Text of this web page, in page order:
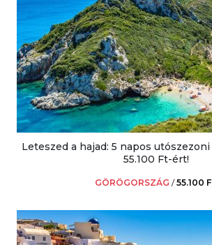
Leteszed a hajad: 5 napos
55.100 Ft-ért!
GÖRÖGORSZÁG /55.100